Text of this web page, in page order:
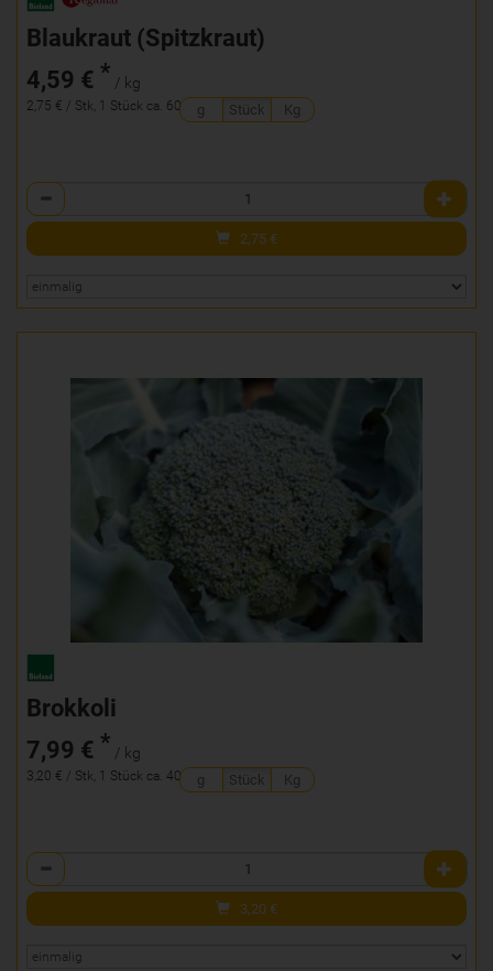
Blaukraut (Spitzkraut)
4,59 € * / kg
2,75 € / Stk, 1 Stück ca. 600g g Stück Kg
Anzahl
2,75 €
Brokkoli
7,99 € * / kg
3,20 € / Stk, 1 Stück ca. 400g g Stück Kg
Anzahl
3,20 €